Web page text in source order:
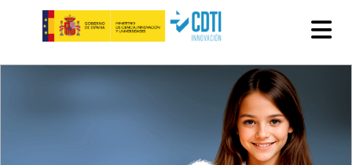
Pasar al contenido principal